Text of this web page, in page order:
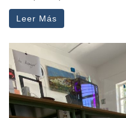
Leer Más